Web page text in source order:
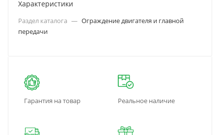
Характеристики
Раздел каталога — Ограждение двигателя и главной
передачи
Гарантия на товар Реальное наличие